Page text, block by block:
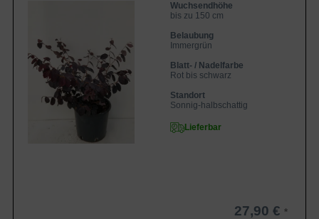
Immergrün, schmal-eilänglich, fein
gesägter Rand, Austrieb rot, später
dunkelrot bis schwarz, ca. 5 cm lang
Frucht
Unscheinbar
Blüte
Rote bis pinke Blüten, sternförmig,
duftend und sehr zierend
Blütezeit
März bis Juli
Wurzeln
Flachwurzler
chinense kommt nicht von ungefähr: Die
Wuchsendhöhe
bis zu 150 cm
Belaubung
Immergrün
Blatt- / Nadelfarbe
Rot bis schwarz
Standort
Sonnig-halbschattig
Lieferbar
27,90 €